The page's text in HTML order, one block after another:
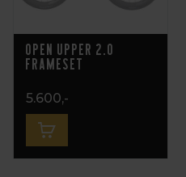
OPEN UPPER 2.0
Frameset
5.600,-